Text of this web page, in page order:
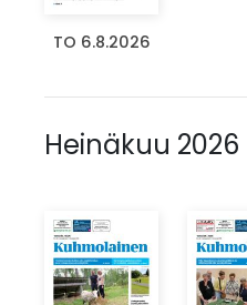
TO 6.8.2026
Heinäkuu 2026